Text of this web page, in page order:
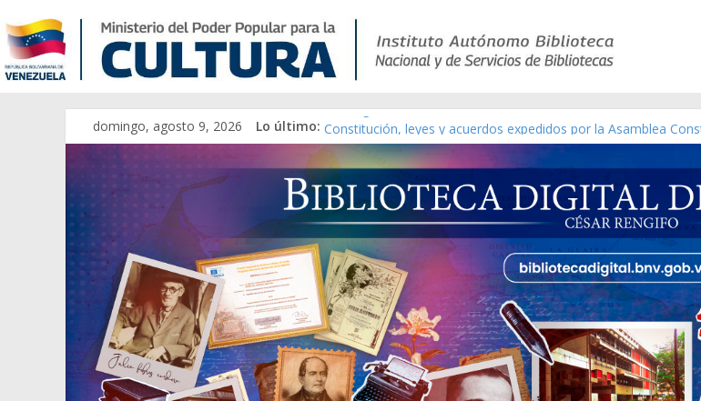
domingo, agosto 9, 2026 Lo último: Catálogo temático de obras de Modesta Bor
Constitución, leyes y acuerdos expedidos por la Asamblea
Una Parálisis [material gráfico]
Modesta Bor Sánchez [material gráfico]
Gaceta Oficial de la República de Venezuela año CXXXIII Mes